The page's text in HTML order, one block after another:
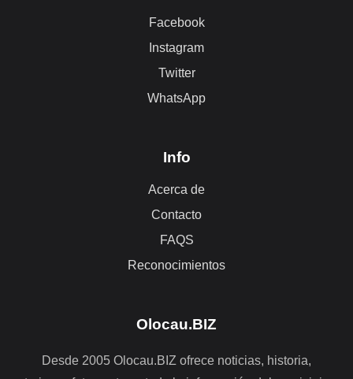
Facebook
Instagram
Twitter
WhatsApp
Info
Acerca de
Contacto
FAQS
Reconocimientos
Olocau.BIZ
Desde 2005 Olocau.BIZ ofrece noticias, historia,